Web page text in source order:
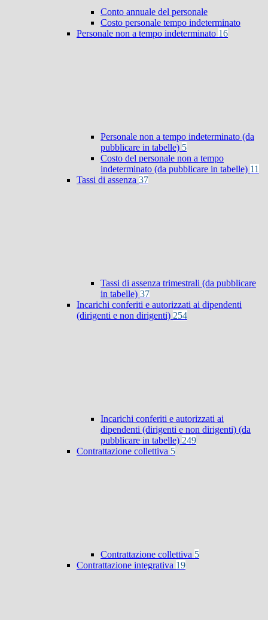
Conto annuale del personale
Costo personale tempo indeterminato
Personale non a tempo indeterminato 16
Personale non a tempo indeterminato (da
pubblicare in tabelle) 5
Costo del personale non a tempo
indeterminato (da pubblicare in tabelle) 11
Tassi di assenza 37
Tassi di assenza trimestrali (da pubblicare
in tabelle) 37
Incarichi conferiti e autorizzati ai dipendenti
(dirigenti e non dirigenti) 254
Incarichi conferiti e autorizzati ai
dipendenti (dirigenti e non dirigenti) (da
pubblicare in tabelle) 249
Contrattazione collettiva 5
Contrattazione collettiva 5
Contrattazione integrativa 19